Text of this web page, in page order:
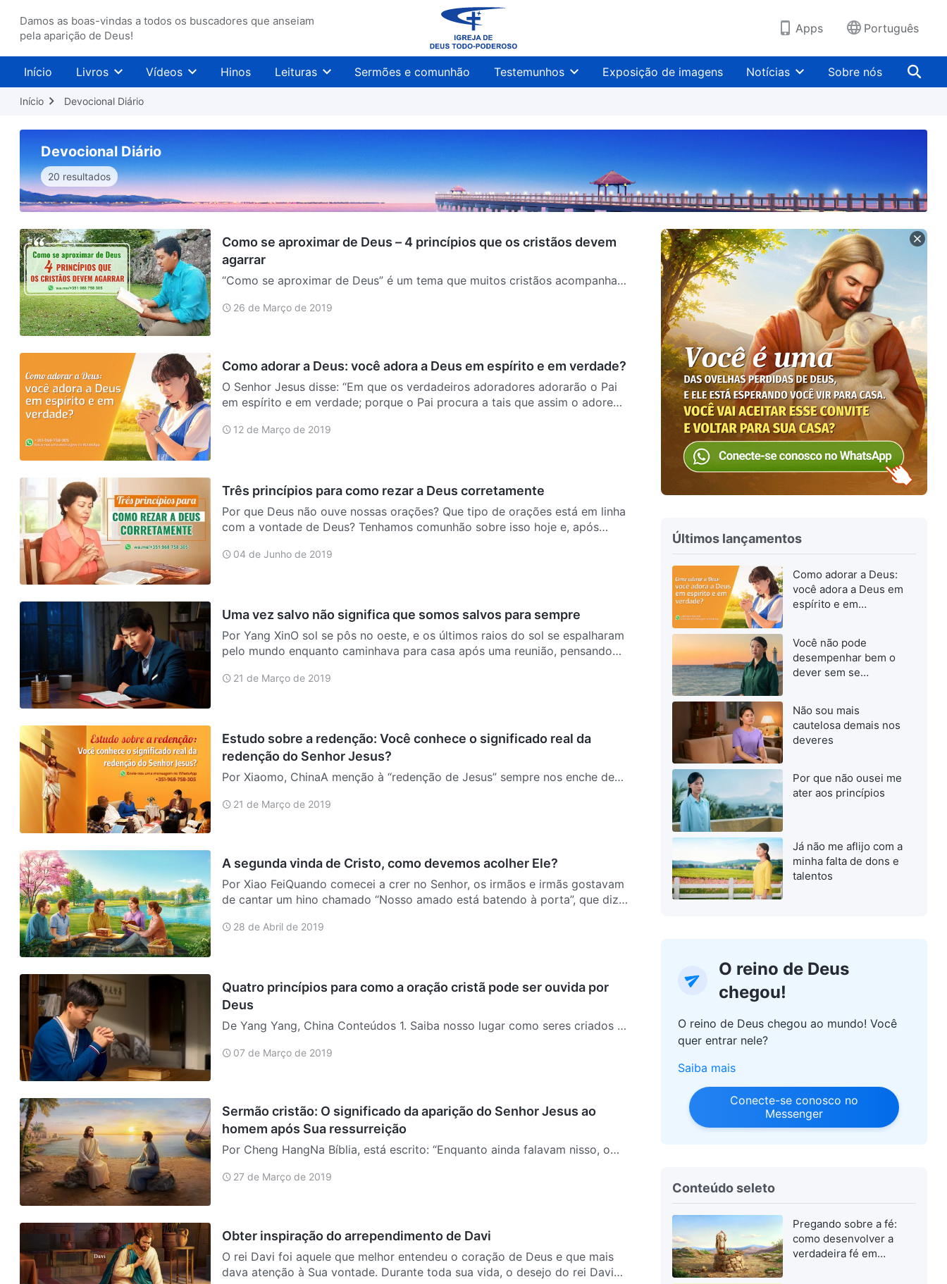
Damos as boas-vindas a todos os buscadores que anseiam
pela aparição de Deus!
Apps Português
Início Livros Vídeos Hinos Leituras Sermões e comunhão Testemunhos Exposição de imagens Notícias Sobre nós
Início Devocional Diário
Devocional Diário
20 resultados
Como se aproximar de Deus – 4 princípios que os cristãos devem
agarrar
“Como se aproximar de Deus” é um tema que muitos cristãos acompanham
acelerado, o nosso coração pode ser facilmente perturbado e ocupado por
26 de Março de 2019
Como adorar a Deus: você adora a Deus em espírito e em verdade?
O Senhor Jesus disse: “Em que os verdadeiros adoradores adorarão o Pai
em espírito e em verdade; porque o Pai procura a tais que assim o adorem.
e …12 de Março de 2019
Três princípios para como rezar a Deus corretamente
Por que Deus não ouve nossas orações? Que tipo de orações está em linha
com a vontade de Deus? Tenhamos comunhão sobre isso hoje e, após
Deus.
04 de Junho de 2019
Uma vez salvo não significa que somos salvos para sempre
Por Yang XinO sol se pôs no oeste, e os últimos raios do sol se espalharam
pelo mundo enquanto caminhava para casa após uma reunião, pensando
sempre, po…
21 de Março de 2019
Estudo sobre a redenção: Você conhece o significado real da
redenção do Senhor Jesus?
Por Xiaomo, ChinaA menção à “redenção de Jesus” sempre nos enche de
Satanás, o Senhor Jesus foi crucificado e sacrificado pelos pecados da
21 de Março de 2019
A segunda vinda de Cristo, como devemos acolher Ele?
Por Xiao FeiQuando comecei a crer no Senhor, os irmãos e irmãs gostavam
de cantar um hino chamado “Nosso amado está batendo à porta”, que diz:
levantemo-n…
28 de Abril de 2019
Quatro princípios para como a oração cristã pode ser ouvida por
Deus
De Yang Yang, China Conteúdos 1. Saiba nosso lugar como seres criados na
fazer a Sua vontade 4. Ore ao Senhor com vigor e determinação – não
07 de Março de 2019
Sermão cristão: O significado da aparição do Senhor Jesus ao
homem após Sua ressurreição
Por Cheng HangNa Bíblia, está escrito: “Enquanto ainda falavam nisso, o
convosco. Mas eles, espantados e atemorizados, pensavam que viam
27 de Março de 2019
Obter inspiração do arrependimento de Davi
O rei Davi foi aquele que melhor entendeu o coração de Deus e que mais
dava atenção à Sua vontade. Durante toda sua vida, o desejo do rei Davi
Últimos lançamentos
Como adorar a Deus:
você adora a Deus em
espírito e em
Você não pode
desempenhar bem o
dever sem se
Não sou mais
cautelosa demais nos
deveres
Por que não ousei me
ater aos princípios
Já não me aflijo com a
minha falta de dons e
talentos
O reino de Deus
chegou!
O reino de Deus chegou ao mundo! Você
quer entrar nele?
Saiba mais
Conecte-se conosco no
Messenger
Conteúdo seleto
Pregando sobre a fé:
como desenvolver a
verdadeira fé em